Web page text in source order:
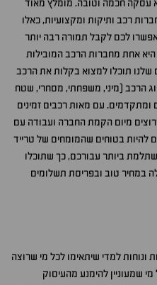
חכמה וטובה. מומלץ מאוד
רכב ותיקות ומקצועיות, כאלו
לכם לקבל תמורה רבה יותר
אחת מחברות הרכב המובילות
שלנו תוכלו למצוא בקלות את הרכב
הרכב (מיני, משפחתי, מסחרי, שטח
ומתקדמים. עם מאות רכבים זמינים
מיום הקמת החברה ועבודה עם
להיות בטוחים שהמומחים של טרייד
ביותר עבורכם, כך שתוכלו
במחיר טוב ובפריסת תשלומים
למדי שיתאימו לכל מי שרוצה
שמעוניין להימנע מהעיסוק